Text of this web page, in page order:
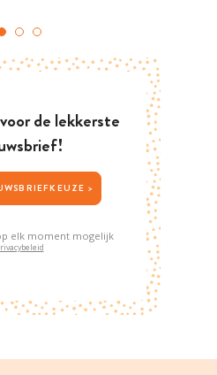
de lekkerste
JOUW NIEUWSBRIEFKEUZE >
elk moment mogelijk